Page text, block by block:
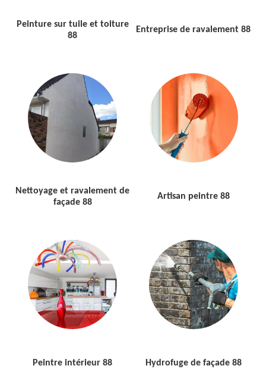
Peinture sur tuile et toiture
88
Entreprise de ravalement 88
Nettoyage et ravalement de
façade 88
Artisan peintre 88
Peintre intérieur 88 Hydrofuge de façade 88